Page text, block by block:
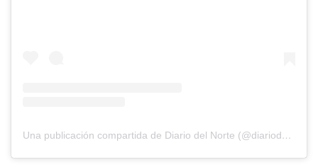
Una publicación compartida de Diario del Norte (@diariodelnorte)